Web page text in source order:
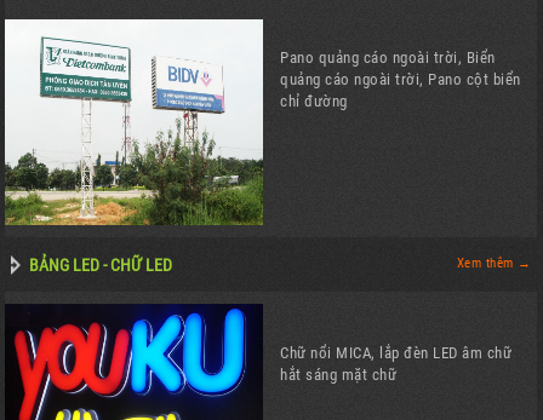
Pano quảng cáo ngoài trời, Biển
quảng cáo ngoài trời, Pano cột biển
chỉ đường
BẢNG LED - CHỮ LED Xem thêm →
Chữ nổi MICA, lắp đèn LED âm chữ
hắt sáng mặt chữ